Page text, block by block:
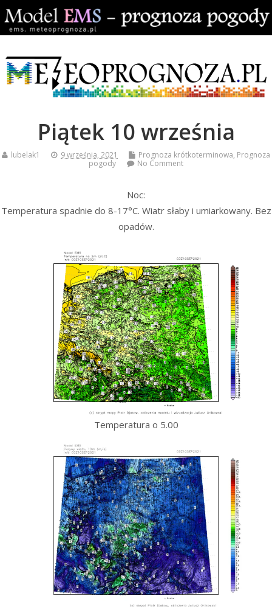
Piątek 10 września
lubelak1 9 września, 2021 Prognoza krótkoterminowa, Prognoza
pogody
No Comment
Noc:
Temperatura spadnie do 8-17°C. Wiatr słaby i umiarkowany. Bez
opadów.
Temperatura o 5.00